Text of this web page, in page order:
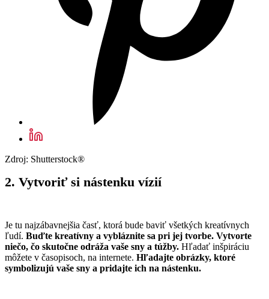
Zdroj: Shutterstock®
2. Vytvoriť si nástenku vízií
Je tu najzábavnejšia časť, ktorá bude baviť všetkých kreatívnych
ľudí. Buďte kreatívny a vybláznite sa pri jej tvorbe. Vytvorte
niečo, čo skutočne odráža vaše sny a túžby. Hľadať inšpiráciu
môžete v časopisoch, na internete. Hľadajte obrázky, ktoré
symbolizujú vaše sny a pridajte ich na nástenku.